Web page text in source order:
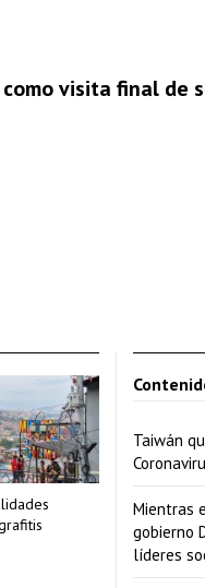
visita final de
Taiwán
Mientras
gobierno
líderes